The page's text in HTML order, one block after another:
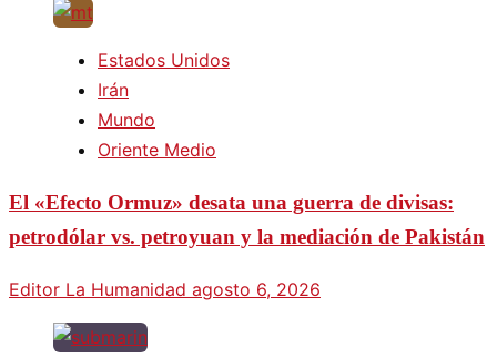
Estados Unidos
Irán
Mundo
Oriente Medio
El «Efecto Ormuz» desata una guerra de divisas:
petrodólar vs. petroyuan y la mediación de Pakistán
Editor La Humanidad agosto 6, 2026